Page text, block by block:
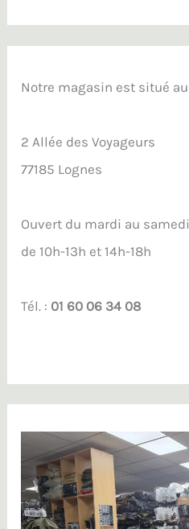
Notre magasin est situé au
2 Allée des Voyageurs
77185 Lognes
Ouvert du mardi au samedi
de 10h-13h et 14h-18h
Tél. : 01 60 06 34 08